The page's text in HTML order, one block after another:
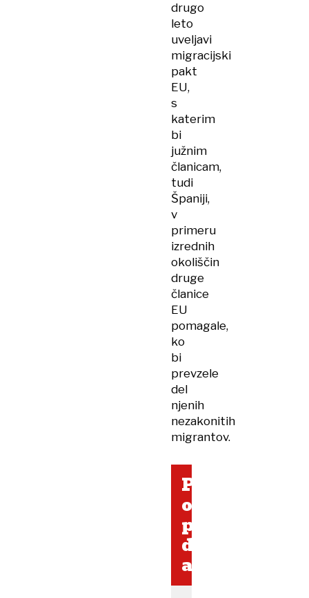
drugo
leto
uveljavi
migracijski
pakt
EU,
s
katerim
bi
južnim
članicam,
tudi
Španiji,
v
primeru
izrednih
okoliščin
druge
članice
EU
pomagale,
ko
bi
prevzele
del
njenih
nezakonitih
migrantov.
Poljska
odpravlja
pravico
do
azila